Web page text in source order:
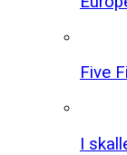
Five
I